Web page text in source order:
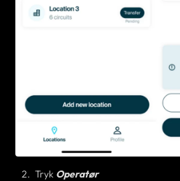
Tryk Operatør